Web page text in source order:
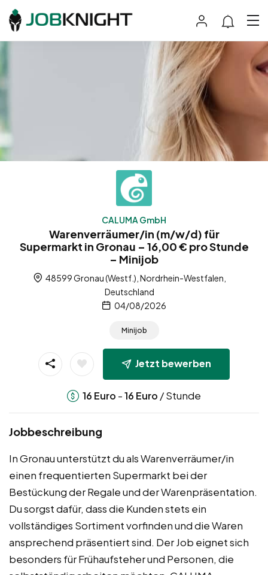
CALUMA GmbH
Warenverräumer/in (m/w/d) für
Supermarkt in Gronau – 16,00 € pro Stunde
– Minijob
48599 Gronau (Westf.), Nordrhein-Westfalen,
Deutschland
04/08/2026
Minijob
Jetzt bewerben
16 Euro -16 Euro / Stunde
Jobbeschreibung
In Gronau unterstützt du als Warenverräumer/in
einen frequentierten Supermarkt bei der
Bestückung der Regale und der Warenpräsentation.
Du sorgst dafür, dass die Kunden stets ein
vollständiges Sortiment vorfinden und die Waren
ansprechend präsentiert sind. Der Job eignet sich
besonders für Frühaufsteher und Personen, die